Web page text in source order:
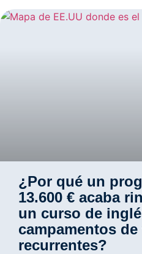
¿Por qué un
13.600 € acaba
un curso de
campamentos de
recurrentes?